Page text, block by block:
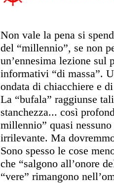
Non vale la pena si
del “millennio”, se non
un’ennesima lezione sul
informativi “di massa”.
ondata di chiacchiere e
La “bufala” raggiunse
stanchezza... così
millennio” quasi
irrilevante. Ma
Sono spesso le cose
che “salgono all’onore
“vere” rimangono